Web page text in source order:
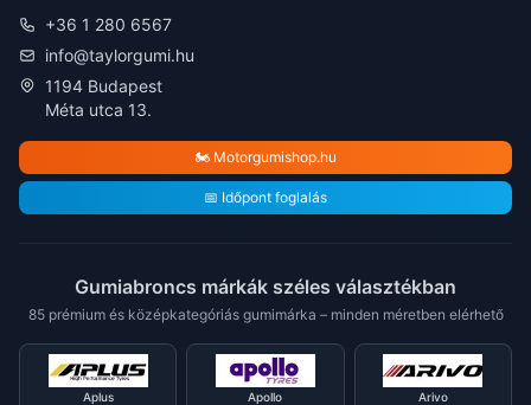
+36 1 280 6567
info@taylorgumi.hu
1194 Budapest
Méta utca 13.
🏍️ Motorgumishop.hu
📅 Időpont foglalás
Gumiabroncs márkák széles választékban
85 prémium és középkategóriás gumimárka – minden méretben elérhető
Aplus Apollo Arivo